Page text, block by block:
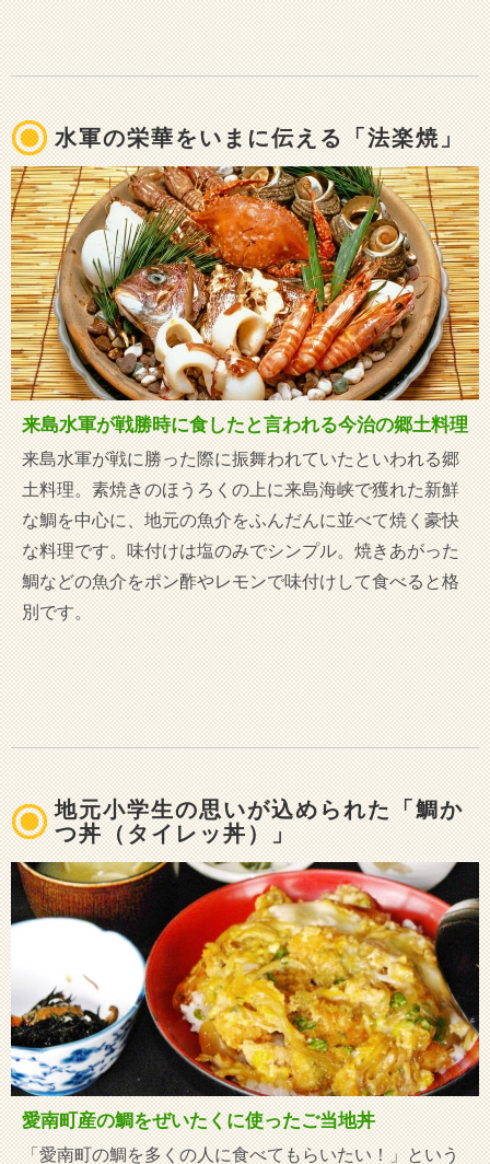
水軍の栄華をいまに伝える「法楽焼」
来島水軍が戦勝時に食したと言われる今治の郷土料理
来島水軍が戦に勝った際に振舞われていたといわれる郷
土料理。素焼きのほうろくの上に来島海峡で獲れた新鮮
な鯛を中心に、地元の魚介をふんだんに並べて焼く豪快
な料理です。味付けは塩のみでシンプル。焼きあがった
鯛などの魚介をポン酢やレモンで味付けして食べると格
別です。
地元小学生の思いが込められた「鯛か
つ丼（タイレッ丼）」
愛南町産の鯛をぜいたくに使ったご当地丼
「愛南町の鯛を多くの人に食べてもらいたい！」という